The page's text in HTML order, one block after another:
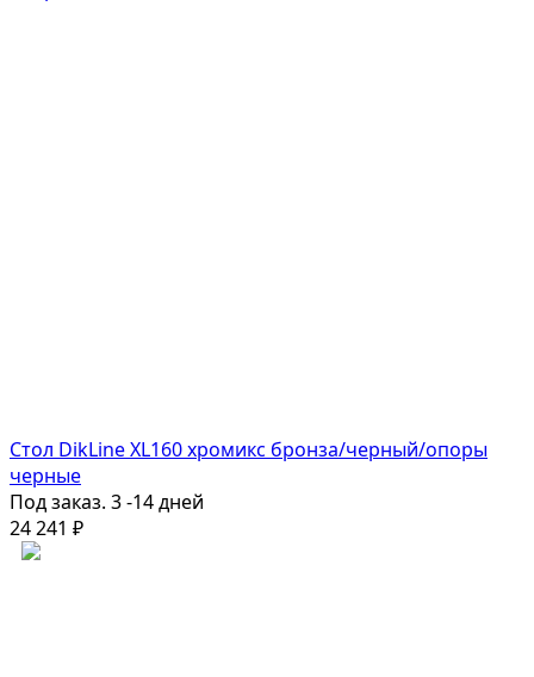
Стол DikLine XL160 хромикс бронза/черный/опоры
черные
Под заказ. 3 -14 дней
24 241 ₽